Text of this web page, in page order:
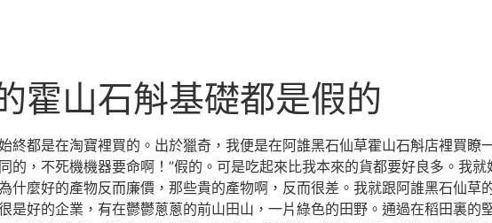
霍山石斛基礎都是假的
終都是在淘寶裡買的。出於獵奇，我便是在阿誰黑石仙草霍山石斛店裡買瞭
的，不死機機器要命啊！”假的。可是吃起來比我本來的貨都要好良多。我就
為什麼好的產物反而廉價，那些貴的產物啊，反而很差。我就跟阿誰黑石仙草
是好的企業，有在鬱鬱蔥蔥的前山田山，一片綠色的田野。通過在稻田裏的